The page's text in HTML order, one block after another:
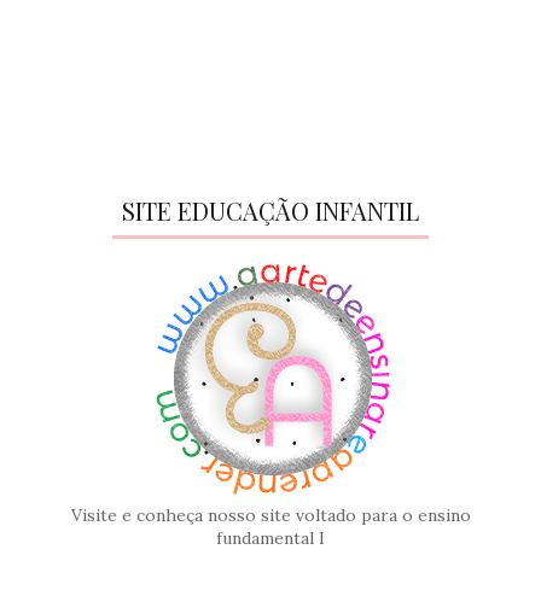
SITE EDUCAÇÃO INFANTIL
Visite e conheça nosso site voltado para o ensino
fundamental I